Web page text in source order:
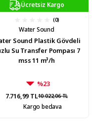
Ücretsiz Kargo
(0)
Water Sound
Sound Plastik Gövdeli
Su Transfer Pompası 7
mss 11 m³/h
%23
7.716,99 TL10.022,06 TL
Kargo bedava